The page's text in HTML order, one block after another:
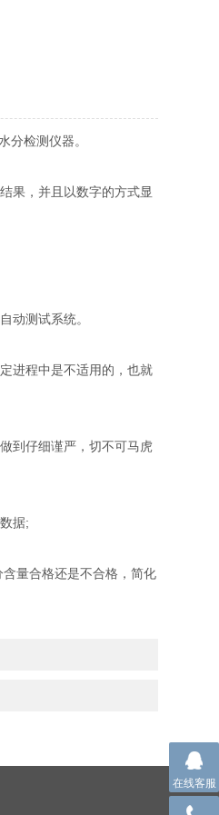
分检测仪器。
果，并且以数字的方式显
动测试系统。
进程中是不适用的，也就
到仔细谨严，切不可马虎
据;
量合格还是不合格，简化
在线客服